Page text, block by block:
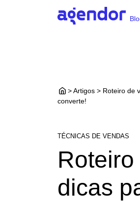
> Artigos > Roteiro de
converte!
TÉCNICAS DE VENDAS
dicas